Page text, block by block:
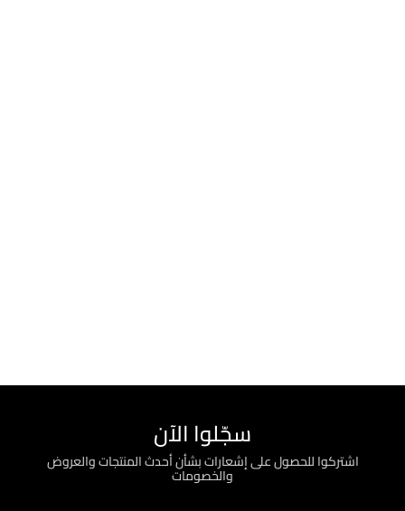
سجّلوا الآن
اشتركوا للحصول على إشعارات بشأن أحدث المنتجات والعروض
والخصومات